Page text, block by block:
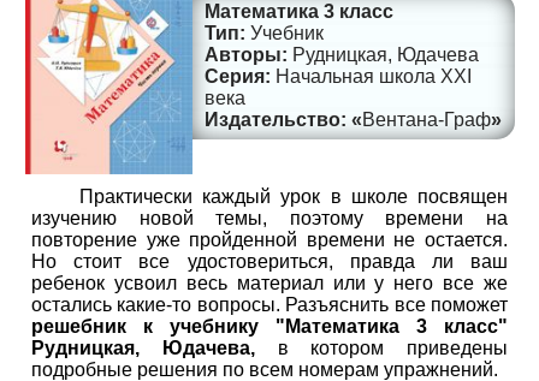
Математика 3 класс
Учебник
Рудницкая, Юдачева
Начальная школа XXI
века
Вентана-Граф
Практически каждый урок в школе посвящен
изучению новой темы, поэтому времени на
повторение уже пройденной времени не остается.
Но стоит все удостовериться, правда ли ваш
ребенок усвоил весь материал или у него все же
остались какие-то вопросы. Разъяснить все поможет
решебник к учебнику "Математика 3 класс"
Рудницкая, Юдачева,в котором приведены
подробные решения по всем номерам упражнений.